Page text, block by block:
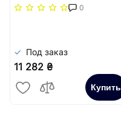
решітка) Carrera Сатин
0
Под заказ
11 282 ₴
Купить